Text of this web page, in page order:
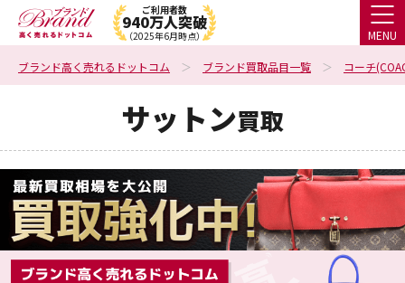
ご利用者数
940万人突破
（2025年6月時点） MENU
ブランド高く売れるドットコム ブランド買取品目一覧 コーチ
サットン買取